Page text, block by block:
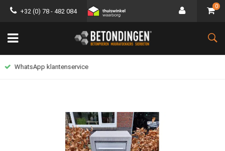
+32 (0) 78 - 482 084
0